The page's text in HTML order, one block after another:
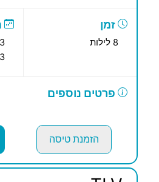
זמן
8 לילות
פרטים נוספים
הזמנת טיסה